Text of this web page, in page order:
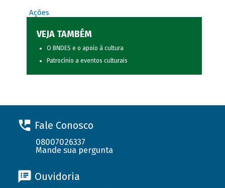
Ações
VEJA TAMBÉM
O BNDES e o apoio à cultura
Patrocínio a eventos culturais
Fale Conosco
08007026337
Mande sua pergunta
Ouvidoria